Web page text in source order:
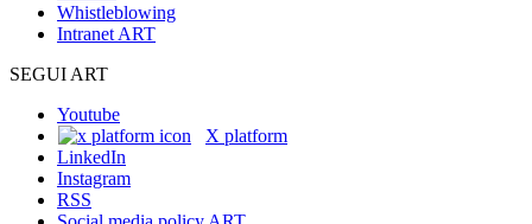
Whistleblowing
Intranet ART
SEGUI ART
Youtube
X platform
LinkedIn
Instagram
RSS